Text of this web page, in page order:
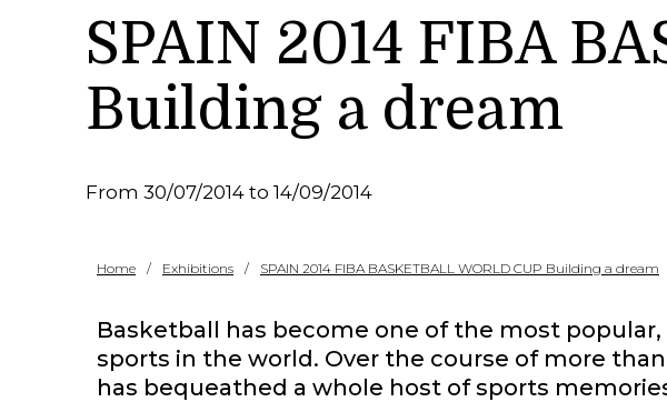
SPAIN 2014 FIBA
Building a dream
From 30/07/2014 to 14/09/2014
Home Exhibitions SPAIN 2014 FIBA BASKETBALL WORLD CUP Building a dream
Basketball has become one of the most
sports in the world. Over the course of more than
has bequeathed a whole host of sports